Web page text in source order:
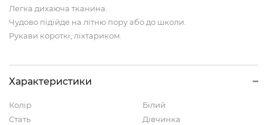
Легка дихаюча тканина.
Чудово підійде на літню пору або до школи.
Рукави короткі, ліхтариком.
Характеристики
Колір
Білий
Стать
Дівчинка